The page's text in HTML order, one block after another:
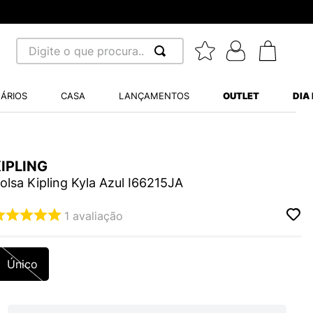
Digite o que procura...
CASA LANÇAMENTOS OUTLET DIA
Kipling Kyla Azul I66215JA
1 avaliação
Único
BALANCE 530
WHITE
VANS ULTRARANGE